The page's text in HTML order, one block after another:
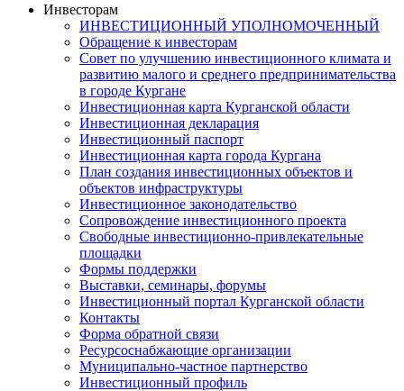
Инвесторам
ИНВЕСТИЦИОННЫЙ УПОЛНОМОЧЕННЫЙ
Обращение к инвесторам
Совет по улучшению инвестиционного климата и
развитию малого и среднего предпринимательства
в городе Кургане
Инвестиционная карта Курганской области
Инвестиционная декларация
Инвестиционный паспорт
Инвестиционная карта города Кургана
План создания инвестиционных объектов и
объектов инфраструктуры
Инвестиционное законодательство
Сопровождение инвестиционного проекта
Свободные инвестиционно-привлекательные
площадки
Формы поддержки
Выставки, семинары, форумы
Инвестиционный портал Курганской области
Контакты
Форма обратной связи
Ресурсоснабжающие организации
Муниципально-частное партнерство
Инвестиционный профиль